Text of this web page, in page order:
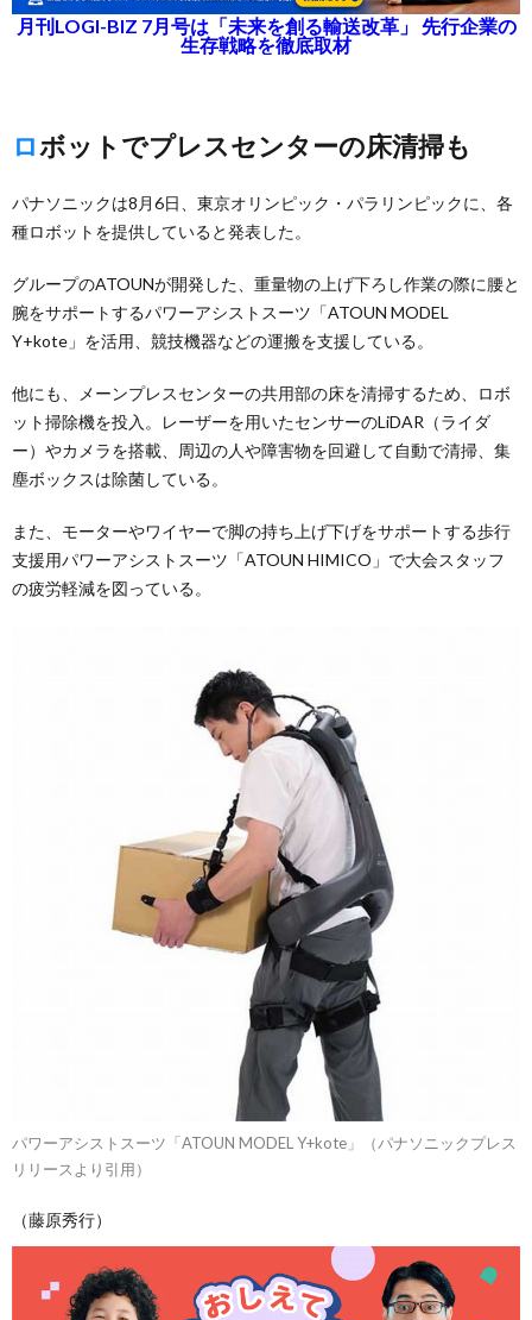
月刊LOGI-BIZ 7月号は「未来を創る輸送改革」 先行企業の
生存戦略を徹底取材
ロボットでプレスセンターの床清掃も
パナソニックは8月6日、東京オリンピック・パラリンピックに、各
種ロボットを提供していると発表した。
グループのATOUNが開発した、重量物の上げ下ろし作業の際に腰と
腕をサポートするパワーアシストスーツ「ATOUN MODEL
Y+kote」を活用、競技機器などの運搬を支援している。
他にも、メーンプレスセンターの共用部の床を清掃するため、ロボ
ット掃除機を投入。レーザーを用いたセンサーのLiDAR（ライダ
ー）やカメラを搭載、周辺の人や障害物を回避して自動で清掃、集
塵ボックスは除菌している。
また、モーターやワイヤーで脚の持ち上げ下げをサポートする歩行
支援用パワーアシストスーツ「ATOUN HIMICO」で大会スタッフ
の疲労軽減を図っている。
パワーアシストスーツ「ATOUN MODEL Y+kote」（パナソニックプレス
リリースより引用）
（藤原秀行）